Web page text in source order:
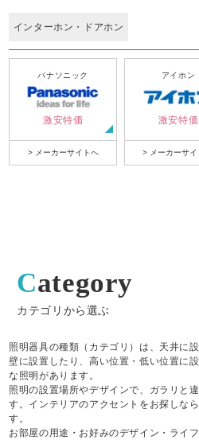
インターホン・ドアホン
パナソニック
激安特価
> メーカーサイトへ
アイホン
激安特価
> メーカーサイ
Category
カテゴリから選ぶ
照明器具の種類（カテゴリ）は、天井に
壁に設置したり、高い位置・低い位置に
な照明があります。
照明の設置場所やデザインで、ガラリと
す。インテリアのアクセントをお探しな
す。
お部屋の用途・お好みのデザイン・ライ